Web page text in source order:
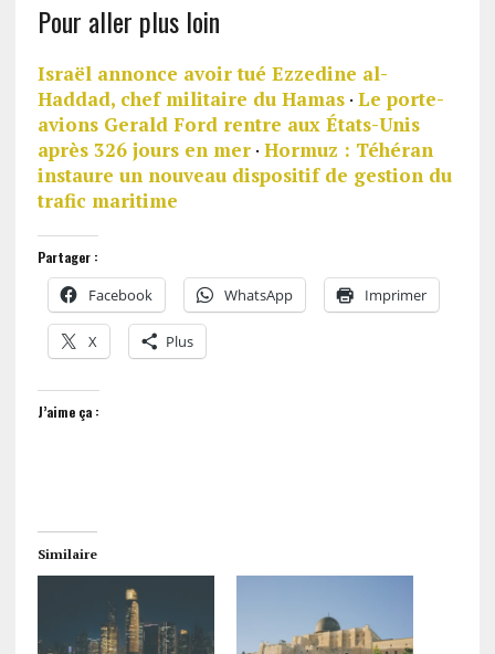
Pour aller plus loin
Israël annonce avoir tué Ezzedine al-
Haddad, chef militaire du Hamas· Le porte-
avions Gerald Ford rentre aux États-Unis
après 326 jours en mer· Hormuz : Téhéran
instaure un nouveau dispositif de gestion du
trafic maritime
Partager :
Facebook WhatsApp Imprimer
X Plus
J’aime ça :
Similaire